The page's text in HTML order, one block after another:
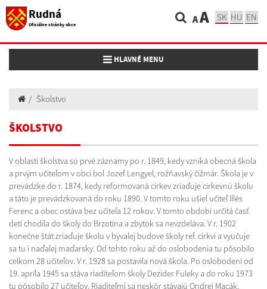
Rudná
Oficiálne stránky obce AA SK HU EN
Toggle navigation
HLAVNÉ MENU
Školstvo
ŠKOLSTVO
V oblasti školstva sú prvé záznamy po r. 1849, kedy vzniká obecná škola
a prvým učiteľom v obci bol Jozef Lengyel, rožňavský čižmár. Škola je v
prevádzke do r. 1874, kedy reformovaná cirkev zriaďuje cirkevnú školu
a táto je prevádzkovaná do roku 1890. V tomto roku ušiel učiteľ Illés
Ferenc a obec ostáva bez učiteľa 12 rokov. V tomto období určitá časť
detí chodila do školy do Brzotína a zbytok sa nevzdeláva. V r. 1902
konečne štát zriaďuje školu v bývalej budove školy ref. cirkvi a vyučuje
sa tu i naďalej maďarsky. Od tohto roku až do oslobodenia tu pôsobilo
celkom 28 učiteľov. V r. 1928 sa postavila nová škola. Po oslobodení od
19. apríla 1945 sa stáva riaditeľom školy Dezider Fuleky a do roku 1973
tu pôsobilo 27 učiteľov. Riaditeľmi sa neskôr stávajú Ondrej Macák,